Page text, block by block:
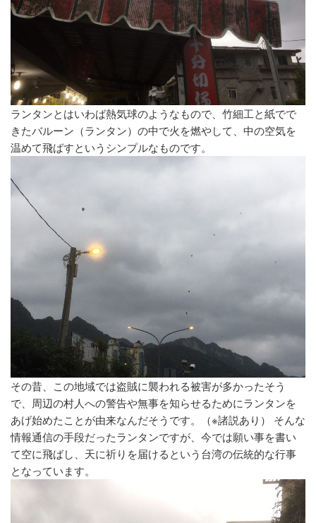
ランタンとはいわば熱気球のようなもので、竹細工と紙でで
きたバルーン（ランタン）の中で火を燃やして、中の空気を
温めて飛ばすというシンプルなものです。
その昔、この地域では盗賊に襲われる被害が多かったそう
で、周辺の村人への警告や無事を知らせるためにランタンを
あげ始めたことが由来なんだそうです。（※諸説あり） そんな
情報通信の手段だったランタンですが、今では願い事を書い
て空に飛ばし、天に祈りを届けるという台湾の伝統的な行事
となっています。